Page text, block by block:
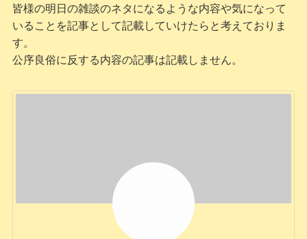
皆様の明日の雑談のネタになるような内容や気になって
いることを記事として記載していけたらと考えておりま
す。
公序良俗に反する内容の記事は記載しません。